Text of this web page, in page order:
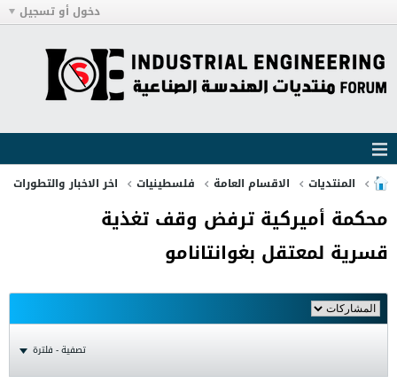
دخول أو تسجيل
المنتديات الاقسام العامة فلسطينيات اخر الاخبار والتطورات
محكمة أميركية ترفض وقف تغذية
قسرية لمعتقل بغوانتانامو
تصفية - فلترة